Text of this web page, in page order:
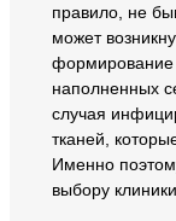
правило, не
может
формирование
наполненных
случая
тканей,
Именно
выбору